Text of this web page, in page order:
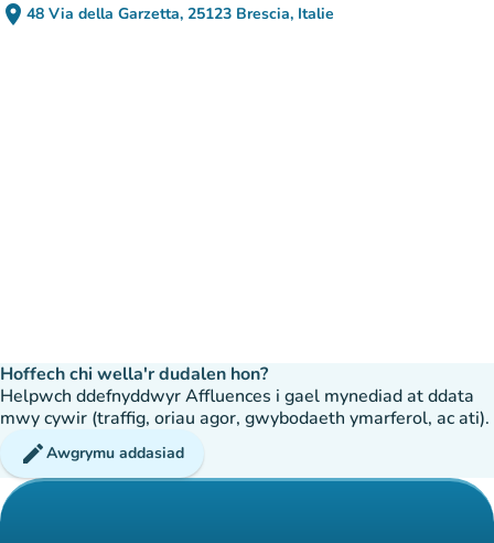
place 48 Via della Garzetta, 25123 Brescia, Italie
(agor yn Google Maps)
(tab newydd)
Hoffech chi wella'r dudalen hon?
Helpwch ddefnyddwyr Affluences i gael mynediad at ddata
mwy cywir (traffig, oriau agor, gwybodaeth ymarferol, ac ati).
editAwgrymu addasiad